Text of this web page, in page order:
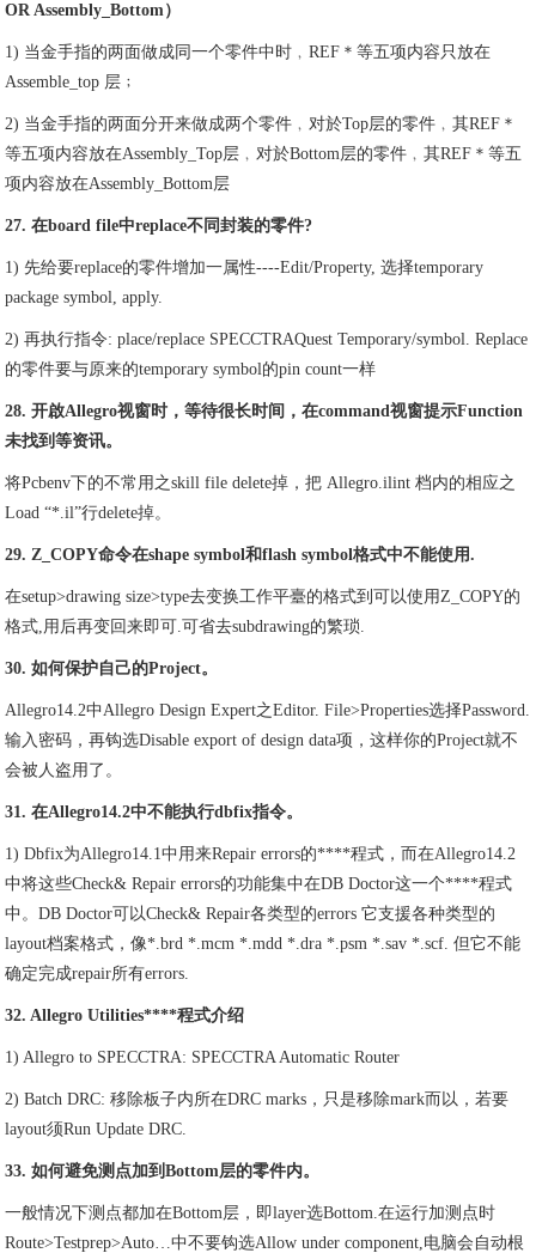
OR Assembly_Bottom）
1) 当金手指的两面做成同一个零件中时﹐REF＊等五项内容只放在
Assemble_top 层﹔
2) 当金手指的两面分开来做成两个零件﹐对於Top层的零件﹐其REF＊
等五项内容放在Assembly_Top层﹐对於Bottom层的零件﹐其REF＊等五
项内容放在Assembly_Bottom层
27. 在board file中replace不同封装的零件?
1) 先给要replace的零件增加一属性----Edit/Property, 选择temporary
package symbol, apply.
2) 再执行指令: place/replace SPECCTRAQuest Temporary/symbol. Replace
的零件要与原来的temporary symbol的pin count一样
28. 开啟Allegro视窗时，等待很长时间，在command视窗提示Function
未找到等资讯。
将Pcbenv下的不常用之skill file delete掉，把 Allegro.ilint 档内的相应之
Load “*.il”行delete掉。
29. Z_COPY命令在shape symbol和flash symbol格式中不能使用.
在setup>drawing size>type去变换工作平臺的格式到可以使用Z_COPY的
格式,用后再变回来即可.可省去subdrawing的繁琐.
30. 如何保护自己的Project。
Allegro14.2中Allegro Design Expert之Editor. File>Properties选择Password.
输入密码，再钩选Disable export of design data项，这样你的Project就不
会被人盗用了。
31. 在Allegro14.2中不能执行dbfix指令。
1) Dbfix为Allegro14.1中用来Repair errors的****程式，而在Allegro14.2
中将这些Check& Repair errors的功能集中在DB Doctor这一个****程式
中。DB Doctor可以Check& Repair各类型的errors 它支援各种类型的
layout档案格式，像*.brd *.mcm *.mdd *.dra *.psm *.sav *.scf. 但它不能
确定完成repair所有errors.
32. Allegro Utilities****程式介绍
1) Allegro to SPECCTRA: SPECCTRA Automatic Router
2) Batch DRC: 移除板子内所在DRC marks，只是移除mark而以，若要
layout须Run Update DRC.
33. 如何避免测点加到Bottom层的零件内。
一般情况下测点都加在Bottom层，即layer选Bottom.在运行加测点时
Route>Testprep>Auto…中不要钩选Allow under component,电脑会自动根